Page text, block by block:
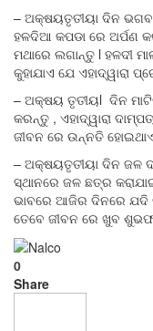
– ଅକ୍ଷୟତୃତୀୟା ଦିନ
ହଳଦିଆ କପଡା ରେ ଅର୍ପଣ
ମଥାରେ ଲଗାନ୍ତୁ l ହଳଦୀ
କୁହାଯାଏ ଯେ ଏହାଦ୍ୱାରା
– ଅକ୍ଷୟ ତୃତୀୟl ଦିନ
କରନ୍ତୁ , ଏହାଦ୍ୱାରା
ଜୀବନ ରେ ଉନ୍ନତି
– ଅକ୍ଷୟତୃତୀୟା ଦିନ ଜଳ
ସ୍ଥାନରେ ଜଳ ଛତ୍ର
ଭାବରେ ଆଜିର ଦିନରେ ଯଦି
ତେବେ ଜୀବନ ରେ ଖୁବ
0
Share